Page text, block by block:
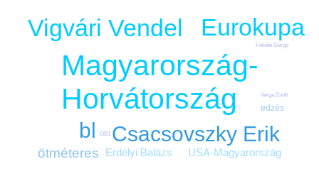
Magyarország-
Horvátország
Eurokupa
Vigvári Vendel
bl Csacsovszky Erik
ötméteres Erdélyi Balázs USA-Magyarország
edzés
Fekete Gergő
OB1
Varga Zsolt